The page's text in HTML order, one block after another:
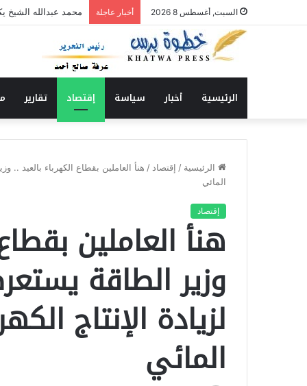
السبت, أغسطس 8 2026 أخبار عاجلة محمد عبدالله الشيخ
الرئيسية أخبار سياسة إقتصاد تقارير
الرئيسية / إقتصاد / هنأ العاملين بقطاع الكهرباء بالعيد ..
المائي
إقتصاد
هنأ العاملين
وزير الطاقة
لزيادة الإنتاج
المائي